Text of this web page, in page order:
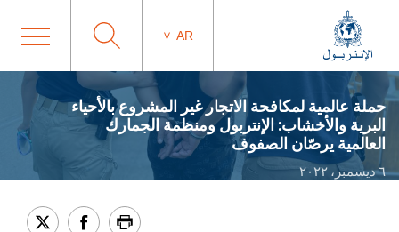
AR
حملة عالمية لمكافحة الاتجار غير المشروع بالأحياء
البرية والأخشاب: الإنتربول ومنظمة الجمارك
العالمية يرصّان الصفوف
٦ ديسمبر، ٢٠٢٢